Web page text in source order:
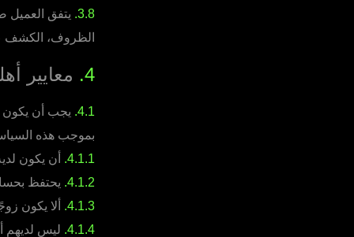
3.8. يتفق
الظروف، الكشف
4. معايير
4.1. يجب أن يكون
بموجب هذه
4.1.1.
أن يكون
4.1.2. يحتفظ
4.1.3.
ألا يكون
4.1.4. ليس لديهم